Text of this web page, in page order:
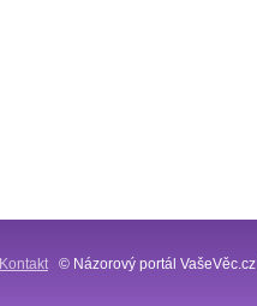
Kontakt © Názorový portál VašeVěc.cz